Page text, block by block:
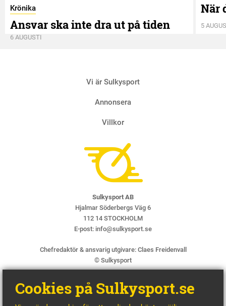
Krönika
Ansvar ska inte dra ut på tiden
6 AUGUSTI
När
5
Vi är Sulkysport
Annonsera
Villkor
Sulkysport AB
Hjalmar Söderbergs Väg 6
112 14 STOCKHOLM
E-post: info@sulkysport.se
Chefredaktör & ansvarig utgivare: Claes Freidenvall
© Sulkysport
Cookies på Sulkysport.se